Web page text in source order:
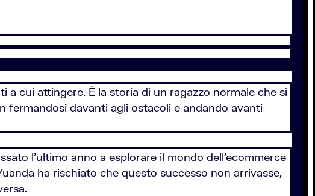
cui attingere. È la storia di un ragazzo normale che si
fermandosi davanti agli ostacoli e andando avanti
l’ultimo anno a esplorare il mondo dell’ecommerce
ha rischiato che questo successo non arrivasse,